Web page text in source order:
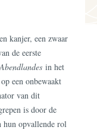
kanjer, een zwaar
de eerste
in het
een onbewaakt
van dit
is door de
hun opvallende rol